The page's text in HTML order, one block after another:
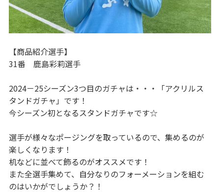
【商品紹介選手】
31番 鹿島彩莉選手
2024－25シーズン3つ目のガチャは・・・「アクリルス
タンドガチャ」です！
今シーズン初となるスタンドガチャです☆
選手が様々なポージングを取っているので、集めるのが
楽しくなります！
机などに並べて飾るのがオススメです！
また全選手集めて、自分なりのフォーメーションを組む
のはいかがでしょうか？！